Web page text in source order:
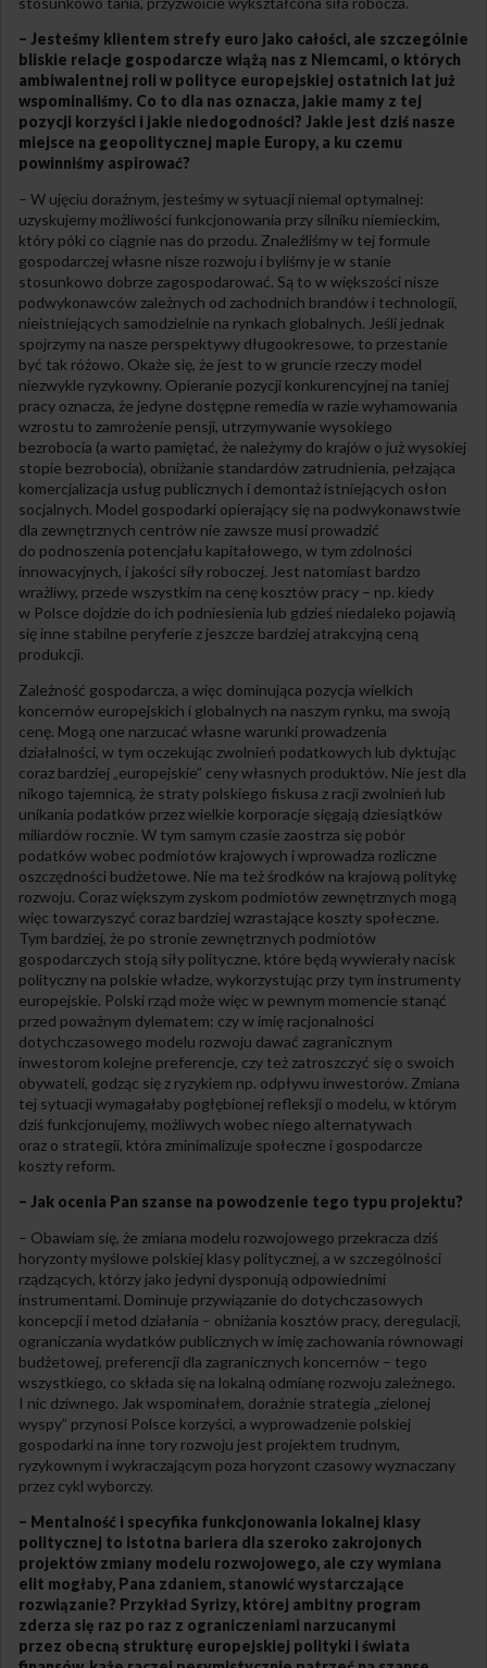
– Jesteśmy klientem strefy euro jako całości, ale szczególnie
bliskie relacje gospodarcze wiążą nas z Niemcami, o których
ambiwalentnej roli w polityce europejskiej ostatnich lat już
wspominaliśmy. Co to dla nas oznacza, jakie mamy z tej
pozycji korzyści i jakie niedogodności? Jakie jest dziś nasze
miejsce na geopolitycznej mapie Europy, a ku czemu
powinniśmy aspirować?
– W ujęciu doraźnym, jesteśmy w sytuacji niemal optymalnej:
uzyskujemy możliwości funkcjonowania przy silniku niemieckim,
który póki co ciągnie nas do przodu. Znaleźliśmy w tej formule
gospodarczej własne nisze rozwoju i byliśmy je w stanie
stosunkowo dobrze zagospodarować. Są to w większości nisze
podwykonawców zależnych od zachodnich brandów i technologii,
nieistniejących samodzielnie na rynkach globalnych. Jeśli jednak
spojrzymy na nasze perspektywy długookresowe, to przestanie
być tak różowo. Okaże się, że jest to w gruncie rzeczy model
niezwykle ryzykowny. Opieranie pozycji konkurencyjnej na taniej
pracy oznacza, że jedyne dostępne remedia w razie wyhamowania
wzrostu to zamrożenie pensji, utrzymywanie wysokiego
bezrobocia (a warto pamiętać, że należymy do krajów o już wysokiej
stopie bezrobocia), obniżanie standardów zatrudnienia, pełzająca
komercjalizacja usług publicznych i demontaż istniejących osłon
socjalnych. Model gospodarki opierający się na podwykonawstwie
dla zewnętrznych centrów nie zawsze musi prowadzić
do podnoszenia potencjału kapitałowego, w tym zdolności
innowacyjnych, i jakości siły roboczej. Jest natomiast bardzo
wrażliwy, przede wszystkim na cenę kosztów pracy – np. kiedy
w Polsce dojdzie do ich podniesienia lub gdzieś niedaleko pojawią
się inne stabilne peryferie z jeszcze bardziej atrakcyjną ceną
produkcji.
Zależność gospodarcza, a więc dominująca pozycja wielkich
koncernów europejskich i globalnych na naszym rynku, ma swoją
cenę. Mogą one narzucać własne warunki prowadzenia
działalności, w tym oczekując zwolnień podatkowych lub dyktując
coraz bardziej „europejskie” ceny własnych produktów. Nie jest dla
nikogo tajemnicą, że straty polskiego fiskusa z racji zwolnień lub
unikania podatków przez wielkie korporacje sięgają dziesiątków
miliardów rocznie. W tym samym czasie zaostrza się pobór
podatków wobec podmiotów krajowych i wprowadza rozliczne
oszczędności budżetowe. Nie ma też środków na krajową politykę
rozwoju. Coraz większym zyskom podmiotów zewnętrznych mogą
więc towarzyszyć coraz bardziej wzrastające koszty społeczne.
Tym bardziej, że po stronie zewnętrznych podmiotów
gospodarczych stoją siły polityczne, które będą wywierały nacisk
polityczny na polskie władze, wykorzystując przy tym instrumenty
europejskie. Polski rząd może więc w pewnym momencie stanąć
przed poważnym dylematem: czy w imię racjonalności
dotychczasowego modelu rozwoju dawać zagranicznym
inwestorom kolejne preferencje, czy też zatroszczyć się o swoich
obywateli, godząc się z ryzykiem np. odpływu inwestorów. Zmiana
tej sytuacji wymagałaby pogłębionej refleksji o modelu, w którym
dziś funkcjonujemy, możliwych wobec niego alternatywach
oraz o strategii, która zminimalizuje społeczne i gospodarcze
koszty reform.
– Jak ocenia Pan szanse na powodzenie tego typu projektu?
– Obawiam się, że zmiana modelu rozwojowego przekracza dziś
horyzonty myślowe polskiej klasy politycznej, a w szczególności
rządzących, którzy jako jedyni dysponują odpowiednimi
instrumentami. Dominuje przywiązanie do dotychczasowych
koncepcji i metod działania – obniżania kosztów pracy, deregulacji,
ograniczania wydatków publicznych w imię zachowania równowagi
budżetowej, preferencji dla zagranicznych koncernów – tego
wszystkiego, co składa się na lokalną odmianę rozwoju zależnego.
I nic dziwnego. Jak wspominałem, doraźnie strategia „zielonej
wyspy” przynosi Polsce korzyści, a wyprowadzenie polskiej
gospodarki na inne tory rozwoju jest projektem trudnym,
ryzykownym i wykraczającym poza horyzont czasowy wyznaczany
przez cykl wyborczy.
– Mentalność i specyfika funkcjonowania lokalnej klasy
politycznej to istotna bariera dla szeroko zakrojonych
projektów zmiany modelu rozwojowego, ale czy wymiana
elit mogłaby, Pana zdaniem, stanowić wystarczające
rozwiązanie? Przykład Syrizy, której ambitny program
zderza się raz po raz z ograniczeniami narzucanymi
przez obecną strukturę europejskiej polityki i świata